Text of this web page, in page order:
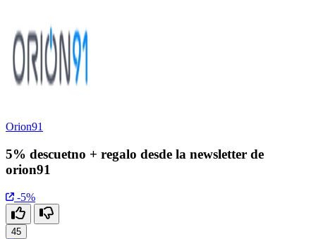
Orion91
5% descuetno + regalo desde la newsletter de
orion91
-5%
45